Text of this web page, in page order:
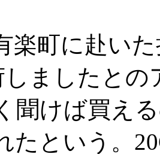
町に赴い
しましたと
聞けば買え
たという。